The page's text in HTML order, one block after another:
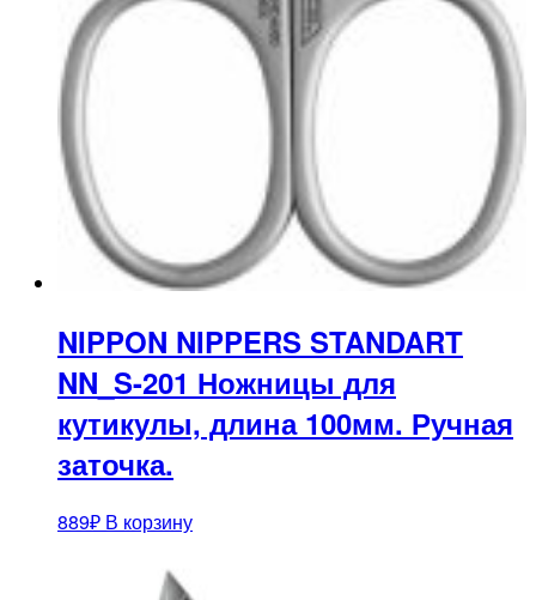
NIPPON NIPPERS STANDART
NN_S-201 Ножницы для
кутикулы, длина 100мм. Ручная
заточка.
889₽ В корзину